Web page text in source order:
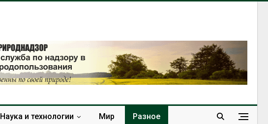
Наука и технологии Мир Разное